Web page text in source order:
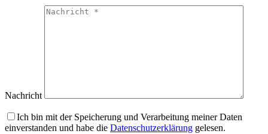
Nachricht
Ich bin mit der Speicherung und Verarbeitung meiner Daten
einverstanden und habe die Datenschutzerklärung gelesen.